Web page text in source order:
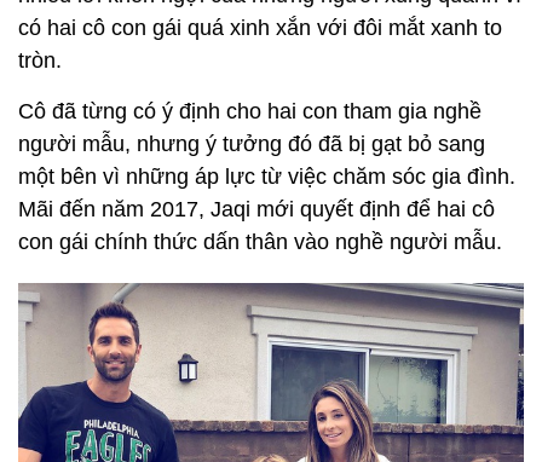
có hai cô con gái quá xinh xắn với đôi mắt xanh to
tròn.
Cô đã từng có ý định cho hai con tham gia nghề
người mẫu, nhưng ý tưởng đó đã bị gạt bỏ sang
một bên vì những áp lực từ việc chăm sóc gia đình.
Mãi đến năm 2017, Jaqi mới quyết định để hai cô
con gái chính thức dấn thân vào nghề người mẫu.